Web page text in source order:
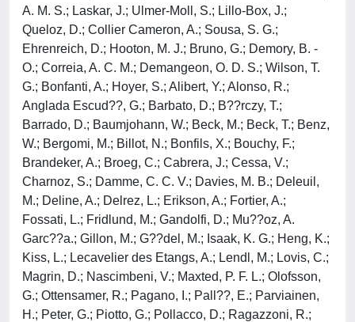
A. M. S.; Laskar, J.; Ulmer-Moll, S.; Lillo-Box, J.;
Queloz, D.; Collier Cameron, A.; Sousa, S. G.;
Ehrenreich, D.; Hooton, M. J.; Bruno, G.; Demory, B. -
O.; Correia, A. C. M.; Demangeon, O. D. S.; Wilson, T.
G.; Bonfanti, A.; Hoyer, S.; Alibert, Y.; Alonso, R.;
Anglada Escud??, G.; Barbato, D.; B??rczy, T.;
Barrado, D.; Baumjohann, W.; Beck, M.; Beck, T.; Benz,
W.; Bergomi, M.; Billot, N.; Bonfils, X.; Bouchy, F.;
Brandeker, A.; Broeg, C.; Cabrera, J.; Cessa, V.;
Charnoz, S.; Damme, C. C. V.; Davies, M. B.; Deleuil,
M.; Deline, A.; Delrez, L.; Erikson, A.; Fortier, A.;
Fossati, L.; Fridlund, M.; Gandolfi, D.; Mu??oz, A.
Garc??a.; Gillon, M.; G??del, M.; Isaak, K. G.; Heng, K.;
Kiss, L.; Lecavelier des Etangs, A.; Lendl, M.; Lovis, C.;
Magrin, D.; Nascimbeni, V.; Maxted, P. F. L.; Olofsson,
G.; Ottensamer, R.; Pagano, I.; Pall??, E.; Parviainen,
H.; Peter, G.; Piotto, G.; Pollacco, D.; Ragazzoni, R.;